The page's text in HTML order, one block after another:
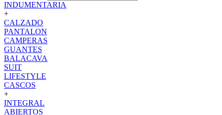
INDUMENTARIA
+
CALZADO
PANTALON
CAMPERAS
GUANTES
BALACAVA
SUIT
LIFESTYLE
CASCOS
+
INTEGRAL
ABIERTOS